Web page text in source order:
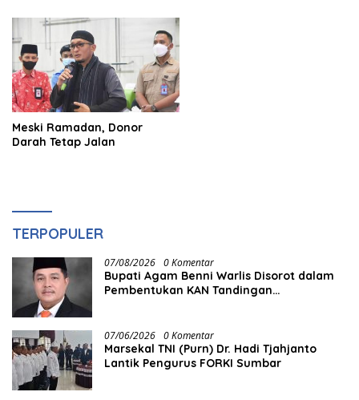
Meski Ramadan, Donor
Darah Tetap Jalan
TERPOPULER
07/08/2026 0 Komentar
Bupati Agam Benni Warlis Disorot dalam
Pembentukan KAN Tandingan
07/06/2026 0 Komentar
Marsekal TNI (Purn) Dr. Hadi Tjahjanto
Lantik Pengurus FORKI Sumbar